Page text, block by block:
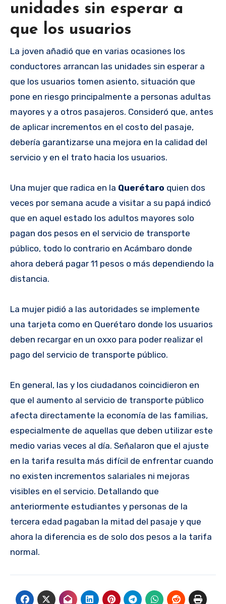
unidades sin esperar a
que los usuarios
La joven añadió que en varias ocasiones los
conductores arrancan las unidades sin esperar a
que los usuarios tomen asiento, situación que
pone en riesgo principalmente a personas adultas
mayores y a otros pasajeros. Consideró que, antes
de aplicar incrementos en el costo del pasaje,
debería garantizarse una mejora en la calidad del
servicio y en el trato hacia los usuarios.
Una mujer que radica en la Querétaro quien dos
veces por semana acude a visitar a su papá indicó
que en aquel estado los adultos mayores solo
pagan dos pesos en el servicio de transporte
público, todo lo contrario en Acámbaro donde
ahora deberá pagar 11 pesos o más dependiendo la
distancia.
La mujer pidió a las autoridades se implemente
una tarjeta como en Querétaro donde los usuarios
deben recargar en un oxxo para poder realizar el
pago del servicio de transporte público.
En general, las y los ciudadanos coincidieron en
que el aumento al servicio de transporte público
afecta directamente la economía de las familias,
especialmente de aquellas que deben utilizar este
medio varias veces al día. Señalaron que el ajuste
en la tarifa resulta más difícil de enfrentar cuando
no existen incrementos salariales ni mejoras
visibles en el servicio. Detallando que
anteriormente estudiantes y personas de la
tercera edad pagaban la mitad del pasaje y que
ahora la diferencia es de solo dos pesos a la tarifa
normal.